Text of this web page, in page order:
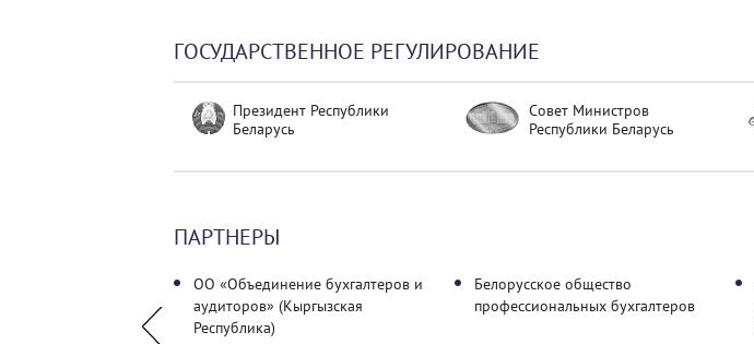
ГОСУДАРСТВЕННОЕ РЕГУЛИРОВАНИЕ
Президент Республики
Беларусь
Совет Министров
Республики Беларусь
ПАРТНЕРЫ
ОО «Объединение бухгалтеров и
аудиторов» (Кыргызская
Республика)
Белорусское общество
профессиональных бухгалтеров